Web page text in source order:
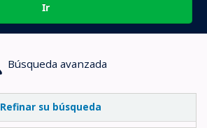
Ir
Búsqueda avanzada
Refinar su búsqueda